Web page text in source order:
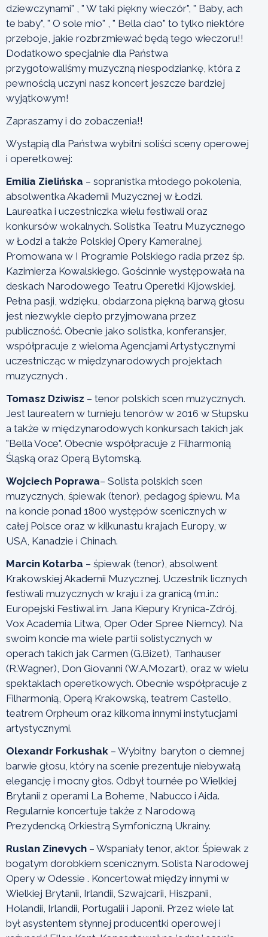
dziewczynami" , " W taki piękny wieczór", " Baby, ach
te baby", " O sole mio" , " Bella ciao" to tylko niektóre
przeboje, jakie rozbrzmiewać będą tego wieczoru!!
Dodatkowo specjalnie dla Państwa
przygotowaliśmy muzyczną niespodziankę, która z
pewnością uczyni nasz koncert jeszcze bardziej
wyjątkowym!
Zapraszamy i do zobaczenia!!
Wystąpią dla Państwa wybitni soliści sceny operowej
i operetkowej:
Emilia Zielińska – sopranistka młodego pokolenia,
absolwentka Akademii Muzycznej w Łodzi.
Laureatka i uczestniczka wielu festiwali oraz
konkursów wokalnych. Solistka Teatru Muzycznego
w Łodzi a także Polskiej Opery Kameralnej.
Promowana w I Programie Polskiego radia przez śp.
Kazimierza Kowalskiego. Gościnnie występowała na
deskach Narodowego Teatru Operetki Kijowskiej.
Pełna pasji, wdzięku, obdarzona piękną barwą głosu
jest niezwykle ciepło przyjmowana przez
publiczność. Obecnie jako solistka, konferansjer,
współpracuje z wieloma Agencjami Artystycznymi
uczestnicząc w międzynarodowych projektach
muzycznych .
Tomasz Dziwisz – tenor polskich scen muzycznych.
Jest laureatem w turnieju tenorów w 2016 w Słupsku
a także w międzynarodowych konkursach takich jak
"Bella Voce". Obecnie współpracuje z Filharmonią
Śląską oraz Operą Bytomską.
Wojciech Poprawa– Solista polskich scen
muzycznych, śpiewak (tenor), pedagog śpiewu. Ma
na koncie ponad 1800 występów scenicznych w
całej Polsce oraz w kilkunastu krajach Europy, w
USA, Kanadzie i Chinach.
Marcin Kotarba – śpiewak (tenor), absolwent
Krakowskiej Akademii Muzycznej. Uczestnik licznych
festiwali muzycznych w kraju i za granicą (m.in.:
Europejski Festiwal im. Jana Kiepury Krynica-Zdrój,
Vox Academia Litwa, Oper Oder Spree Niemcy). Na
swoim koncie ma wiele partii solistycznych w
operach takich jak Carmen (G.Bizet), Tanhauser
(R.Wagner), Don Giovanni (W.A.Mozart), oraz w wielu
spektaklach operetkowych. Obecnie współpracuje z
Filharmonią, Operą Krakowską, teatrem Castello,
teatrem Orpheum oraz kilkoma innymi instytucjami
artystycznymi.
Olexandr Forkushak – Wybitny baryton o ciemnej
barwie głosu, który na scenie prezentuje niebywałą
elegancję i mocny głos. Odbył tournée po Wielkiej
Brytanii z operami La Boheme, Nabucco i Aida.
Regularnie koncertuje także z Narodową
Prezydencką Orkiestrą Symfoniczną Ukrainy.
Ruslan Zinevych – Wspaniały tenor, aktor. Śpiewak z
bogatym dorobkiem scenicznym. Solista Narodowej
Opery w Odessie . Koncertował między innymi w
Wielkiej Brytanii, Irlandii, Szwajcarii, Hiszpanii,
Holandii, Irlandii, Portugalii i Japonii. Przez wiele lat
był asystentem słynnej producentki operowej i